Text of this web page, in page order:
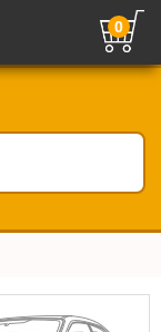
0